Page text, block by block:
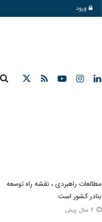
ورود
مطالعات راهبردی ، نقشه راه توسعه
بنادر کشور است
2 سال پیش